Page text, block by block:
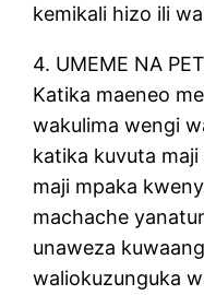
kemikali hizo ili
4. UMEME NA
Katika maeneo
wakulima wengi
katika kuvuta
maji mpaka
machache
unaweza
waliokuzunguka